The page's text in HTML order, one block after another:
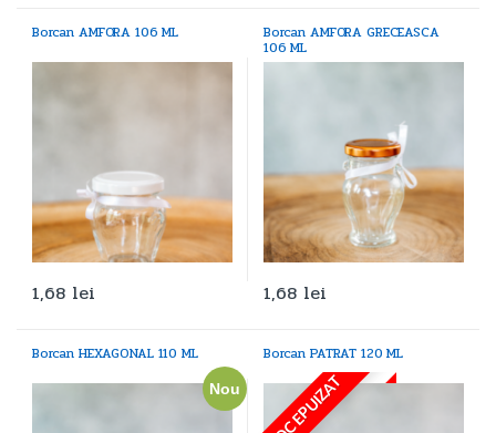
Borcan AMFORA 106 ML
1,68 lei
Borcan AMFORA GRECEASCA
106 ML
1,68 lei
Borcan HEXAGONAL 110 ML
Nou
Borcan PATRAT 120 ML